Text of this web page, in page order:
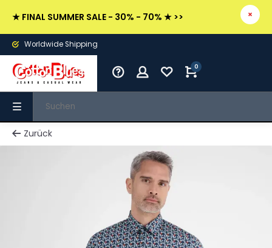
★ FINAL SUMMER SALE - 30% - 70% ★ >>
Worldwide Shipping
0
Zurück